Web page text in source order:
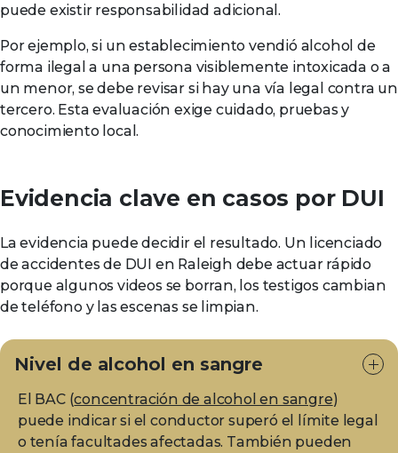
puede existir responsabilidad adicional.
Por ejemplo, si un establecimiento vendió alcohol de
forma ilegal a una persona visiblemente intoxicada o a
un menor, se debe revisar si hay una vía legal contra un
tercero. Esta evaluación exige cuidado, pruebas y
conocimiento local.
Evidencia clave en casos por DUI
La evidencia puede decidir el resultado. Un licenciado
de accidentes de DUI en Raleigh debe actuar rápido
porque algunos videos se borran, los testigos cambian
de teléfono y las escenas se limpian.
Nivel de alcohol en sangre
El BAC (concentración de alcohol en sangre)
puede indicar si el conductor superó el límite legal
o tenía facultades afectadas. También pueden